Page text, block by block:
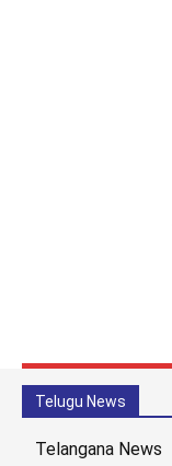
Telugu News
Telangana News